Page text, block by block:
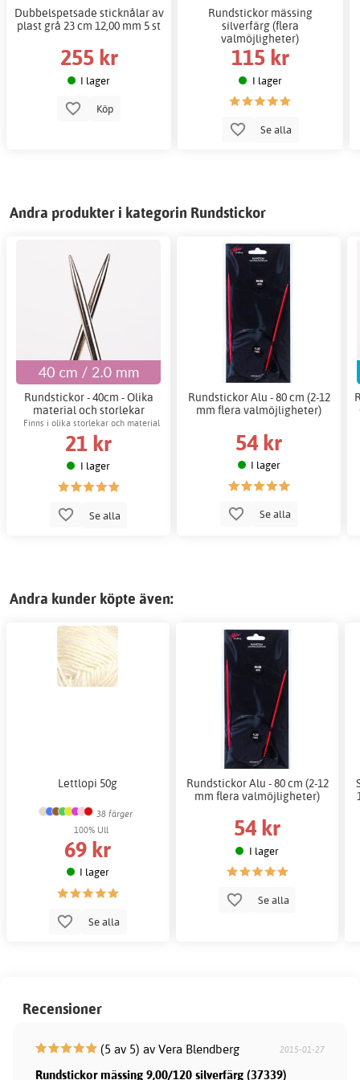
Dubbelspetsade sticknålar av
plast grå 23 cm 12,00 mm 5 st
255 kr
I lager
Köp
Rundstickor mässing
silverfärg (flera
valmöjligheter)
115 kr
I lager
Se alla
Andra produkter i kategorin Rundstickor
Rundstickor - 40cm - Olika
material och storlekar
Finns i olika storlekar och material
21 kr
I lager
Se alla
Rundstickor Alu - 80 cm (2-12
mm flera valmöjligheter)
54 kr
I lager
Se alla
Andra kunder köpte även:
Lettlopi 50g
38 färger
100% Ull
69 kr
I lager
Se alla
Rundstickor Alu - 80 cm (2-12
mm flera valmöjligheter)
54 kr
I lager
Se alla
Recensioner
(5 av 5) av Vera Blendberg 2015-01-27
Rundstickor mässing 9,00/120 silverfärg (37339)